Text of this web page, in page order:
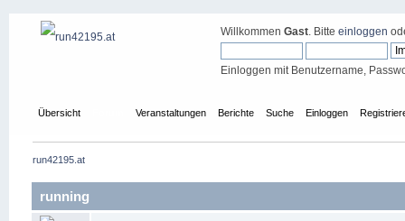
Willkommen Gast. Bitte einloggen
Einloggen mit Benutzername,
Übersicht Veranstaltungen Berichte Suche Einloggen
run42195.at
running